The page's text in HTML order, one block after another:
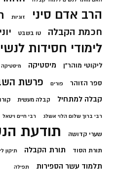
הרב אדם סיני זוגיות
חכמת הקבלה טו בשבט
לימודי חסידות
ליקוטי מוהר"ן מיסטיקה מיסטיקה
ספר הזוהר פורים פרשת
קבלה למתחיל קבלה מעשית
רבי ברוך שלום הלוי אשלג רבי חיים ויטאל
שערי קדושה תודעת
תורת הסוד תורת הקבלה תיקון
תלמוד עשר הספירות תפילה